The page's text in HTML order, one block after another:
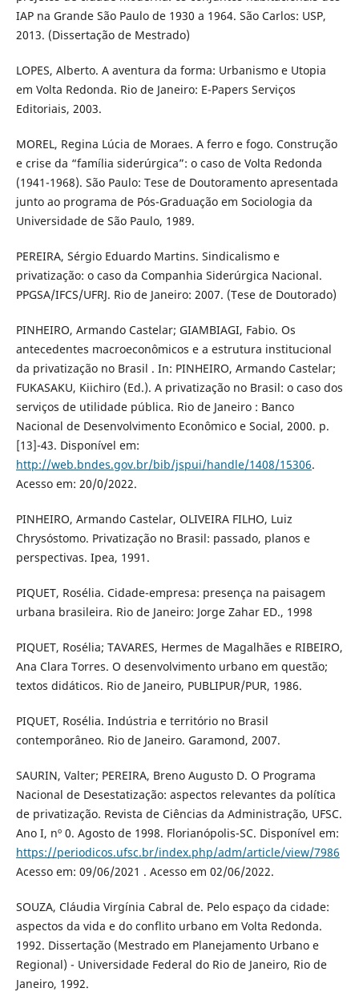
IAP na Grande São Paulo de 1930 a 1964. São Carlos: USP,
2013. (Dissertação de Mestrado)
LOPES, Alberto. A aventura da forma: Urbanismo e Utopia
em Volta Redonda. Rio de Janeiro: E-Papers Serviços
Editoriais, 2003.
MOREL, Regina Lúcia de Moraes. A ferro e fogo. Construção
e crise da “família siderúrgica”: o caso de Volta Redonda
(1941-1968). São Paulo: Tese de Doutoramento apresentada
junto ao programa de Pós-Graduação em Sociologia da
Universidade de São Paulo, 1989.
PEREIRA, Sérgio Eduardo Martins. Sindicalismo e
privatização: o caso da Companhia Siderúrgica Nacional.
PPGSA/IFCS/UFRJ. Rio de Janeiro: 2007. (Tese de Doutorado)
PINHEIRO, Armando Castelar; GIAMBIAGI, Fabio. Os
antecedentes macroeconômicos e a estrutura institucional
da privatização no Brasil . In: PINHEIRO, Armando Castelar;
FUKASAKU, Kiichiro (Ed.). A privatização no Brasil: o caso dos
serviços de utilidade pública. Rio de Janeiro : Banco
Nacional de Desenvolvimento Econômico e Social, 2000. p.
[13]-43. Disponível em:
http://web.bndes.gov.br/bib/jspui/handle/1408/15306.
Acesso em: 20/0/2022.
PINHEIRO, Armando Castelar, OLIVEIRA FILHO, Luiz
Chrysóstomo. Privatização no Brasil: passado, planos e
perspectivas. Ipea, 1991.
PIQUET, Rosélia. Cidade-empresa: presença na paisagem
urbana brasileira. Rio de Janeiro: Jorge Zahar ED., 1998
PIQUET, Rosélia; TAVARES, Hermes de Magalhães e RIBEIRO,
Ana Clara Torres. O desenvolvimento urbano em questão;
textos didáticos. Rio de Janeiro, PUBLIPUR/PUR, 1986.
PIQUET, Rosélia. Indústria e território no Brasil
contemporâneo. Rio de Janeiro. Garamond, 2007.
SAURIN, Valter; PEREIRA, Breno Augusto D. O Programa
Nacional de Desestatização: aspectos relevantes da política
de privatização. Revista de Ciências da Administração, UFSC.
Ano I, nº 0. Agosto de 1998. Florianópolis-SC. Disponível em:
https://periodicos.ufsc.br/index.php/adm/article/view/7986
Acesso em: 09/06/2021 . Acesso em 02/06/2022.
SOUZA, Cláudia Virgínia Cabral de. Pelo espaço da cidade:
aspectos da vida e do conflito urbano em Volta Redonda.
1992. Dissertação (Mestrado em Planejamento Urbano e
Regional) - Universidade Federal do Rio de Janeiro, Rio de
Janeiro, 1992.